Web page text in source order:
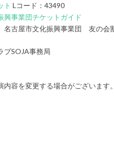
ト Lコード：43490
興事業団チケットガイド
名古屋市文化振興事業団 友の会
ブSOJA事務局
内容を変更する場合がございます